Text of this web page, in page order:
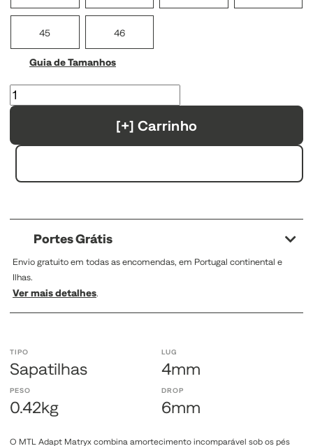
TIPO
Sapatilhas
LUG
4mm
PESO
0.42kg
DROP
6mm
O MTL Adapt Matryx combina amortecimento incomparável sob os pés
45 46
Guia de Tamanhos
[+] Carrinho
Portes Grátis
Envio gratuito em todas as encomendas, em Portugal continental e
Ilhas.
Ver mais detalhes.